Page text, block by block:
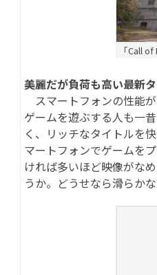
「Call
美麗だが負荷も高い最新
スマートフォンの性能
ゲームを遊ぶする人も一
く、リッチなタイトルを
マートフォンでゲームを
ければ多いほど映像がな
うか。どうせなら滑らか